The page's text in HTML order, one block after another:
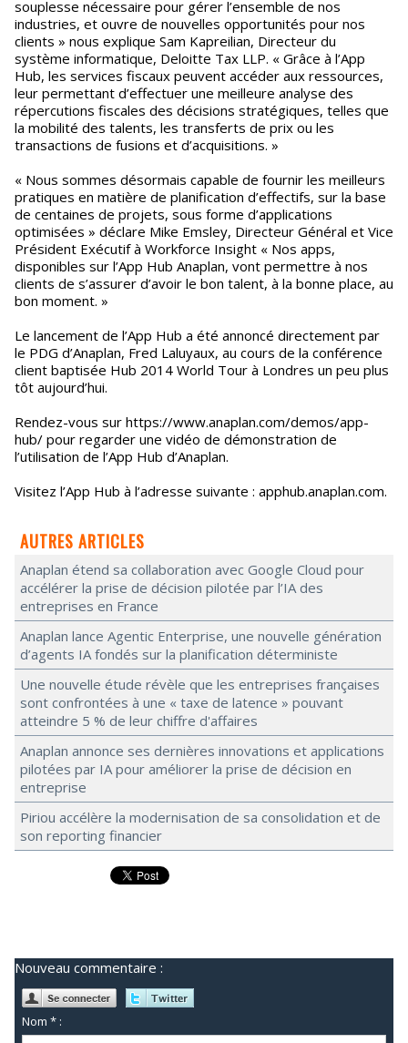
souplesse nécessaire pour gérer l’ensemble de nos
industries, et ouvre de nouvelles opportunités pour nos
clients » nous explique Sam Kapreilian, Directeur du
système informatique, Deloitte Tax LLP. « Grâce à l’App
Hub, les services fiscaux peuvent accéder aux ressources,
leur permettant d’effectuer une meilleure analyse des
répercutions fiscales des décisions stratégiques, telles que
la mobilité des talents, les transferts de prix ou les
transactions de fusions et d’acquisitions. »
« Nous sommes désormais capable de fournir les meilleurs
pratiques en matière de planification d’effectifs, sur la base
de centaines de projets, sous forme d’applications
optimisées » déclare Mike Emsley, Directeur Général et Vice
Président Exécutif à Workforce Insight « Nos apps,
disponibles sur l’App Hub Anaplan, vont permettre à nos
clients de s’assurer d’avoir le bon talent, à la bonne place, au
bon moment. »
Le lancement de l’App Hub a été annoncé directement par
le PDG d’Anaplan, Fred Laluyaux, au cours de la conférence
client baptisée Hub 2014 World Tour à Londres un peu plus
tôt aujourd’hui.
Rendez-vous sur https://www.anaplan.com/demos/app-
hub/ pour regarder une vidéo de démonstration de
l’utilisation de l’App Hub d’Anaplan.
Visitez l’App Hub à l’adresse suivante : apphub.anaplan.com.
AUTRES ARTICLES
Anaplan étend sa collaboration avec Google Cloud pour
accélérer la prise de décision pilotée par l’IA des
entreprises en France
Anaplan lance Agentic Enterprise, une nouvelle génération
d’agents IA fondés sur la planification déterministe
Une nouvelle étude révèle que les entreprises françaises
sont confrontées à une « taxe de latence » pouvant
atteindre 5 % de leur chiffre d'affaires
Anaplan annonce ses dernières innovations et applications
pilotées par IA pour améliorer la prise de décision en
entreprise
Piriou accélère la modernisation de sa consolidation et de
son reporting financier
Nouveau commentaire :
Nom * :